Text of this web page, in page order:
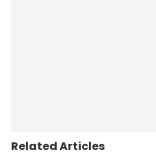
Related Articles